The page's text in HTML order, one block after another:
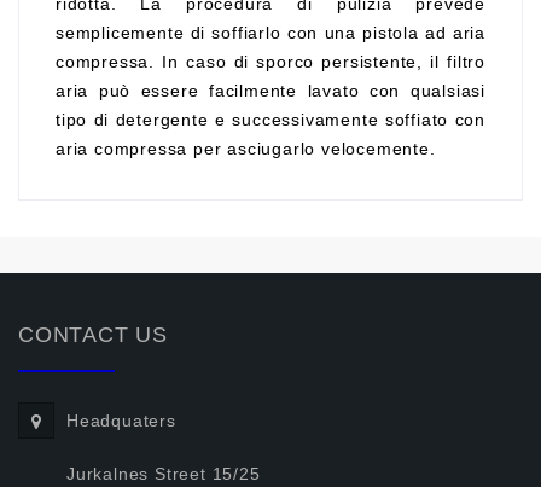
semplicemente di soffiarlo con una pistola ad aria
compressa. In caso di sporco persistente, il filtro
aria può essere facilmente lavato con qualsiasi
tipo di detergente e successivamente soffiato con
aria compressa per asciugarlo velocemente.
CONTACT US
Headquaters
Jurkalnes Street 15/25